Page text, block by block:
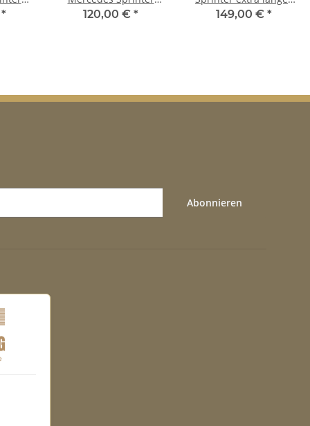
–
*
2006 – 2021 hinten
120,00 € *
Radstand 2006 – 2021
149,00 € *
Abonnieren